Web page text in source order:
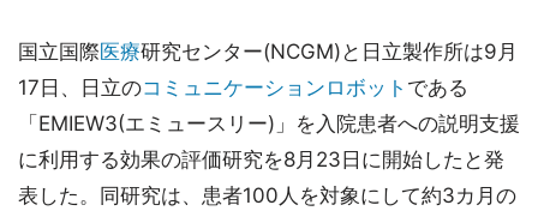
国立国際医療研究センター(NCGM)と日立製作所は9月
17日、日立のコミュニケーションロボット である
「EMIEW3(エミュースリー)」を入院患者への説明支援
に利用する効果の評価研究を8月23日に開始したと発
表した。同研究は、患者100人を対象にして約3カ月の